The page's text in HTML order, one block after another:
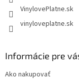
VinylovePlatne.sk
vinyloveplatne.sk
Informácie pre
Ako nakupovať